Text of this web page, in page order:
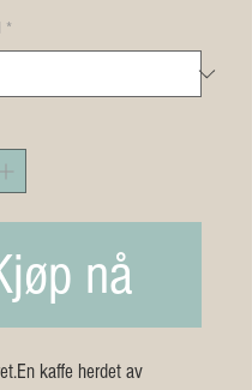
*
nå
kaffe herdet av